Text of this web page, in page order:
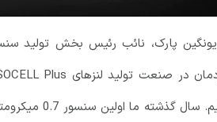
یونگین پارک، نائب رئیس بخش تولید